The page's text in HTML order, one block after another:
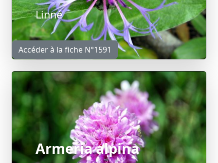
Linné
Accéder à la fiche N°1591
Armeria alpina